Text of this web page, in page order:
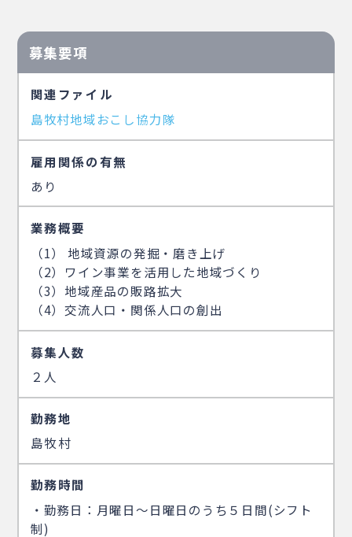
募集要項
関連ファイル
島牧村地域おこし協力隊
雇用関係の有無
あり
業務概要
（1） 地域資源の発掘・磨き上げ
（2）ワイン事業を活用した地域づくり
（3）地域産品の販路拡大
（4）交流人口・関係人口の創出
募集人数
２人
勤務地
島牧村
勤務時間
・勤務日：月曜日～日曜日のうち５日間(シフト
制)